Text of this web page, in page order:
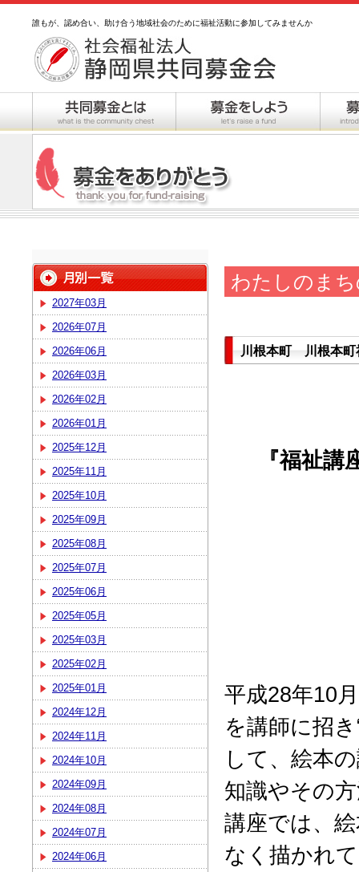
誰もが、認め合い、助け合う地域社会のために福祉活動に参加してみませんか
2027年03月
2026年07月
2026年06月
2026年03月
2026年02月
2026年01月
2025年12月
2025年11月
2025年10月
2025年09月
2025年08月
2025年07月
2025年06月
2025年05月
2025年03月
2025年02月
2025年01月
2024年12月
2024年11月
2024年10月
2024年09月
2024年08月
2024年07月
2024年06月
わたしのま
川根本町 川根本町
『福祉
平成28年10
を講師に招
して、絵本
知識やその
講座では、
なく描かれ